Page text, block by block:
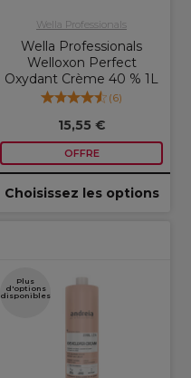
Wella Professionals
Wella Professionals
Welloxon Perfect
Oxydant Crème 40 % 1L
(6)
15,55 €
OFFRE
Choisissez les options
Plus
d'options
disponibles